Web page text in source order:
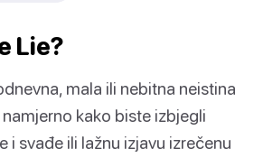
Lie?
mala ili nebitna neistina
kako biste izbjegli
i svađe ili lažnu izjavu izrečenu